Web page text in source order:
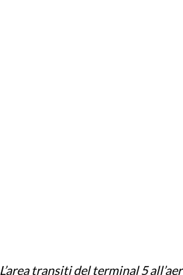
L’area transiti del terminal 5